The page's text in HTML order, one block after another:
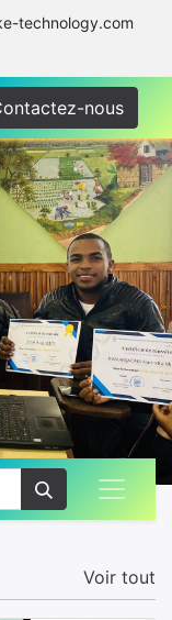
technology.com
nous
Voir tout